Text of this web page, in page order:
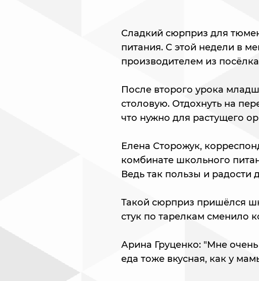
Сладкий сюрприз для
питания. С этой недели в
производителем из
После второго урока
столовую. Отдохнуть на
что нужно для растущего
Елена Сторожук,
комбинате школьного
Ведь так пользы и радости
Такой сюрприз пришёлся
стук по тарелкам сменило
Арина Груценко: "Мне
еда тоже вкусная, как у